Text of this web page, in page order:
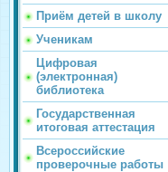
Приём детей в школу
Ученикам
Цифровая
(электронная)
библиотека
Государственная
итоговая аттестация
Всероссийские
проверочные работы